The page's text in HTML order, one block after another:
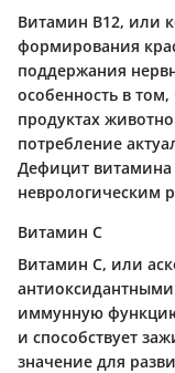
Витамин В12, или
формирования
поддержания
особенность в
продуктах
потребление
Дефицит
неврологическим
Витамин С
Витамин С, или
иммунную
и способствует
значение для